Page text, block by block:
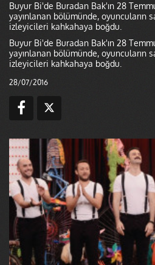
Buyur Bi'de Buradan Bak'ın 28
yayınlanan bölümünde, oyuncuların
izleyicileri kahkahaya boğdu.
Buyur Bi'de Buradan Bak'ın 28
yayınlanan bölümünde, oyuncuların
izleyicileri kahkahaya boğdu.
28/07/2016